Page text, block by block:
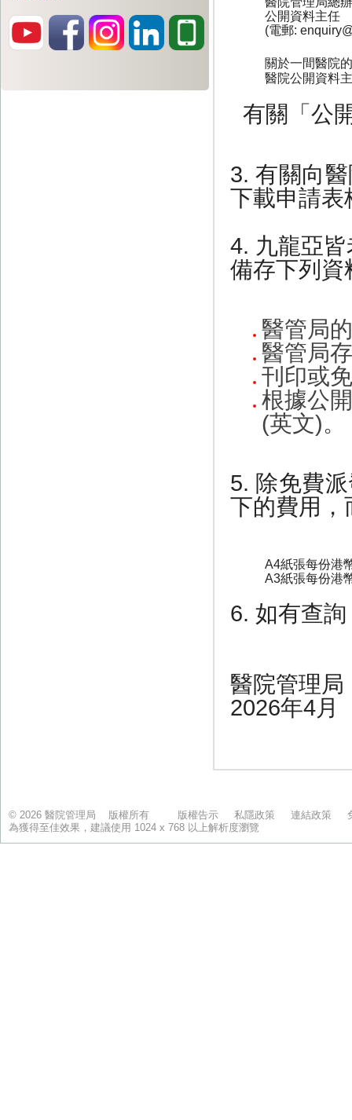
© 2026 醫院管理局 版權所有 版權告示 私隱政策 連結政策
為獲得至佳效果，建議使用 1024 x 768 以上解析度瀏覽